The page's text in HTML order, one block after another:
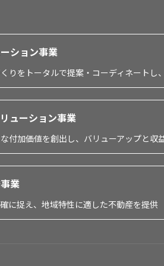
ション事業
りをトータルで提案・コーディネート
ューション事業
付加価値を創出し、バリューアップと収
業
に捉え、地域特性に適した不動産を提供